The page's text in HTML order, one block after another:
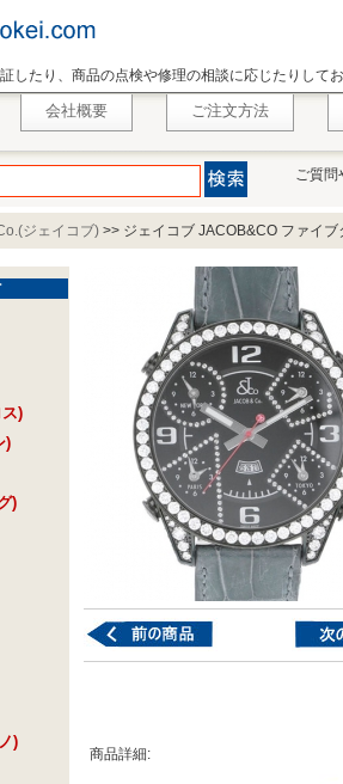
したり、商品の点検や修理の相談に応じたりして
会社概要 ご注文方法
ご質問
ジェイコブ) >> ジェイコブ JACOB&CO ファイ
)
)
)
)
商品詳細: